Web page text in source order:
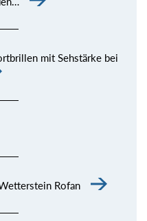
mit Sehstärke bei
Rofan